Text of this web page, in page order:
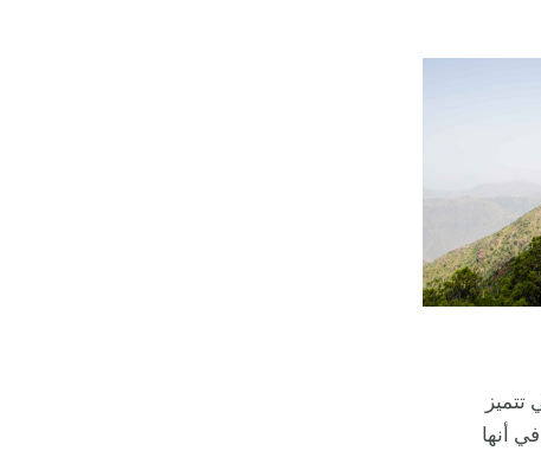
أنها